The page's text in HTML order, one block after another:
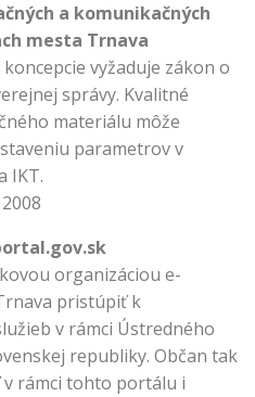
a komunikačných
mesta Trnava
vyžaduje zákon o
správy. Kvalitné
materiálu môže
parametrov v
IKT.
organizáciou e-
pristúpiť k
v rámci Ústredného
republiky. Občan tak
rámci tohto portálu i